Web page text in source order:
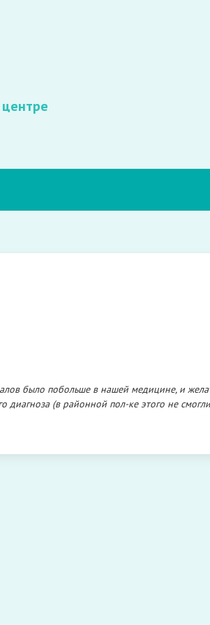
было побольше в нашей медицине, и
диагноза (в районной пол-ке этого не смогли